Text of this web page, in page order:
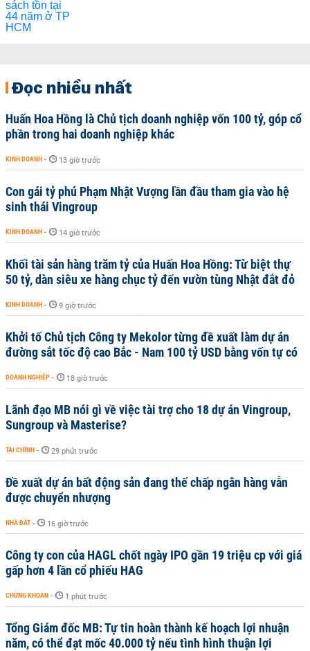
Đọc nhiều nhất
Huấn Hoa Hồng là Chủ tịch doanh nghiệp vốn 100 tỷ, góp cổ
phần trong hai doanh nghiệp khác
KINH DOANH - 13 giờ trước
Con gái tỷ phú Phạm Nhật Vượng lần đầu tham gia vào hệ
sinh thái Vingroup
KINH DOANH - 14 giờ trước
Khối tài sản hàng trăm tỷ của Huấn Hoa Hồng: Từ biệt thự
50 tỷ, dàn siêu xe hàng chục tỷ đến vườn tùng Nhật đắt đỏ
KINH DOANH - 9 giờ trước
Khởi tố Chủ tịch Công ty Mekolor từng đề xuất làm dự án
đường sắt tốc độ cao Bắc - Nam 100 tỷ USD bằng vốn tự có
DOANH NGHIỆP - 18 giờ trước
Lãnh đạo MB nói gì về việc tài trợ cho 18 dự án Vingroup,
Sungroup và Masterise?
TÀI CHÍNH - 29 phút trước
Đề xuất dự án bất động sản đang thế chấp ngân hàng vẫn
được chuyển nhượng
NHÀ ĐẤT - 16 giờ trước
Công ty con của HAGL chốt ngày IPO gần 19 triệu cp với giá
gấp hơn 4 lần cổ phiếu HAG
CHỨNG KHOÁN - 1 phút trước
Tổng Giám đốc MB: Tự tin hoàn thành kế hoạch lợi nhuận
năm, có thể đạt mốc 40.000 tỷ nếu tình hình thuận lợi